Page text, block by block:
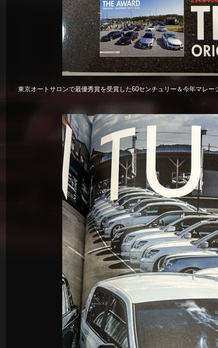
東京オートサロンで最優秀賞を受賞した60センチュリー＆今年マレ